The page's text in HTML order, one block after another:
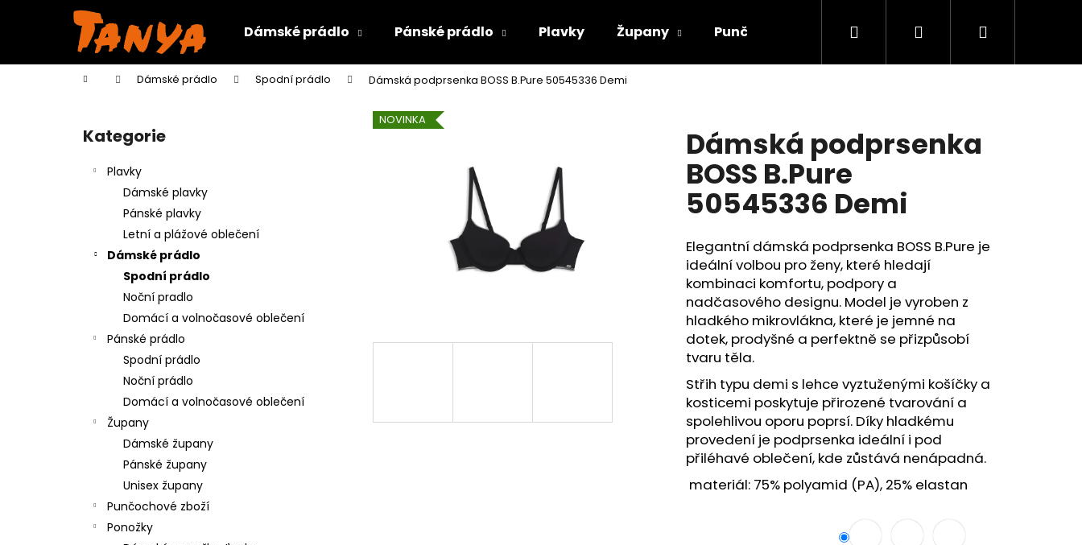
Dámské prádlo Pánské prádlo Plavky Župany Punčochové zboží Ponožky Dětské prádlo
Hledat PřihlášeníNákupní
Domů Dámské prádlo Spodní prádlo Dámská podprsenka BOSS B.Pure 50545336 Demi
Přeskočit
kategorie
Kategorie
Plavky
Dámské plavky
Pánské plavky
Letní a plážové oblečení
Dámské prádlo
Spodní prádlo
Noční pradlo
Domácí a volnočasové oblečení
Pánské prádlo
Spodní prádlo
Noční prádlo
Domácí a volnočasové oblečení
Župany
Dámské župany
Pánské župany
Unisex župany
Punčochové zboží
Ponožky
Dámská podprsenka
BOSS B.Pure
50545336 Demi
Elegantní dámská podprsenka BOSS B.Pure je
ideální volbou pro ženy, které hledají
kombinaci komfortu, podpory a
nadčasového designu. Model je vyroben z
hladkého mikrovlákna, které je jemné na
dotek, prodyšné a perfektně se přizpůsobí
tvaru těla.
Střih typu demi s lehce vyztuženými košíčky a
kosticemi poskytuje přirozené tvarování a
spolehlivou oporu poprsí. Díky hladkému
provedení je podprsenka ideální i pod
přiléhavé oblečení, kde zůstává nenápadná.
materiál: 75% polyamid (PA), 25% elastan
NOVINKA
í
Zpět
do
Zpět
do
Co potřebujete najít?
Doporučujeme